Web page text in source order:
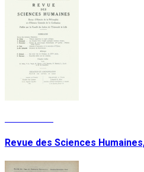
Revue des Sciences